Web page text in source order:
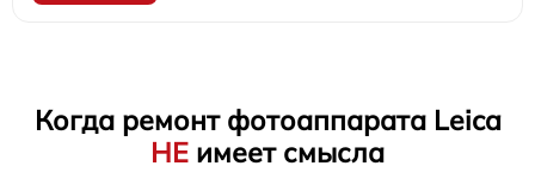
Когда ремонт фотоаппарата Leica
НЕ имеет смысла